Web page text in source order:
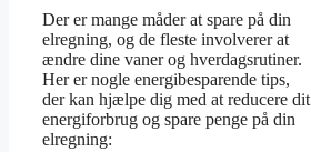
Der er mange måder at spare på din
elregning, og de fleste involverer at
ændre dine vaner og hverdagsrutiner.
Her er nogle energibesparende tips,
der kan hjælpe dig med at reducere dit
energiforbrug og spare penge på din
elregning: